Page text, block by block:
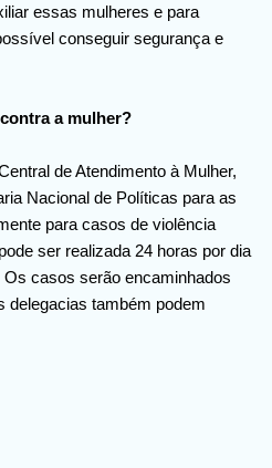
essas mulheres e para
conseguir segurança e
a mulher?
de Atendimento à Mulher,
Nacional de Políticas para as
para casos de violência
ser realizada 24 horas por dia
casos serão encaminhados
delegacias também podem